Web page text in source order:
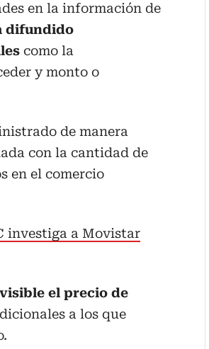
en la información de
difundido
como la
y monto o
de manera
con la cantidad de
en el comercio
investiga a Movistar
el precio de
a los que